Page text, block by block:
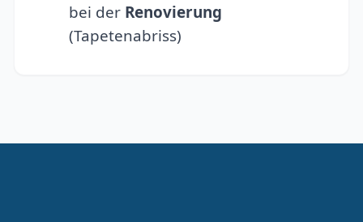
bei der Renovierung
(Tapetenabriss)